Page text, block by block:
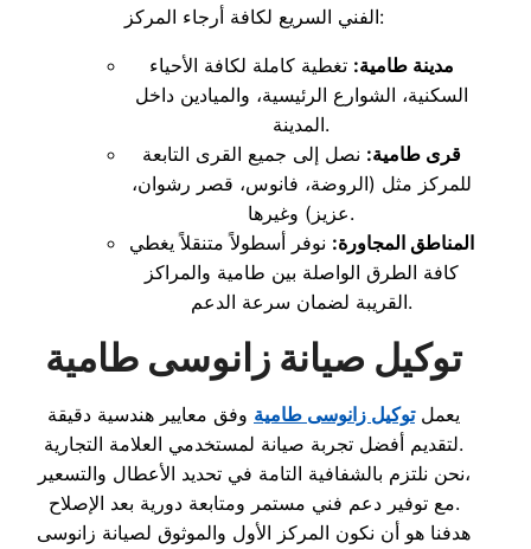
الفني السريع لكافة أرجاء المركز:
مدينة طامية: تغطية كاملة لكافة الأحياء
السكنية، الشوارع الرئيسية، والميادين داخل
المدينة.
قرى طامية: نصل إلى جميع القرى التابعة
للمركز مثل (الروضة، فانوس، قصر رشوان،
عزيز) وغيرها.
المناطق المجاورة: نوفر أسطولاً متنقلاً يغطي
كافة الطرق الواصلة بين طامية والمراكز
القريبة لضمان سرعة الدعم.
توكيل صيانة زانوسى طامية
يعملتوكيل زانوسى طامية وفق معايير هندسية دقيقة
لتقديم أفضل تجربة صيانة لمستخدمي العلامة التجارية.
نحن نلتزم بالشفافية التامة في تحديد الأعطال والتسعير،
مع توفير دعم فني مستمر ومتابعة دورية بعد الإصلاح.
هدفنا هو أن نكون المركز الأول والموثوق لصيانة زانوسى